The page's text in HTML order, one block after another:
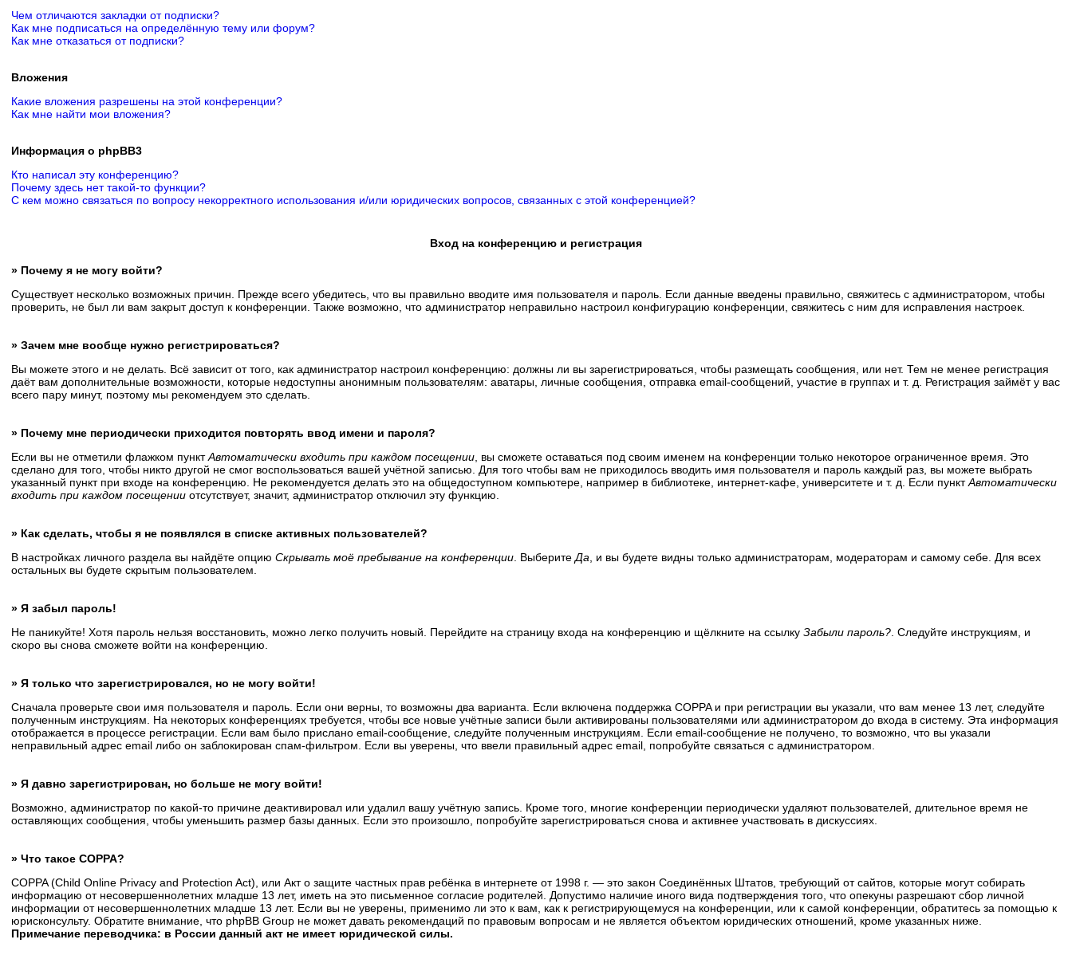
Чем отличаются закладки от подписки?
Как мне подписаться на определённую тему или форум?
Как мне отказаться от подписки?
Вложения
Какие вложения разрешены на этой конференции?
Как мне найти мои вложения?
Информация о phpBB3
Кто написал эту конференцию?
Почему здесь нет такой-то функции?
С кем можно связаться по вопросу некорректного использования и/или юридических вопросов, связанных с этой конференцией?
Вход на конференцию и регистрация
» Почему я не могу войти?
Существует несколько возможных причин. Прежде всего убедитесь, что вы правильно вводите имя пользователя и пароль. Если данные введены правильно, свяжитесь с администратором, чтобы
проверить, не был ли вам закрыт доступ к конференции. Также возможно, что администратор неправильно настроил конфигурацию конференции, свяжитесь с ним для исправления настроек.
» Зачем мне вообще нужно регистрироваться?
Вы можете этого и не делать. Всё зависит от того, как администратор настроил конференцию: должны ли вы зарегистрироваться, чтобы размещать сообщения, или нет. Тем не менее регистрация
даёт вам дополнительные возможности, которые недоступны анонимным пользователям: аватары, личные сообщения, отправка email-сообщений, участие в группах и т. д. Регистрация займёт у вас
всего пару минут, поэтому мы рекомендуем это сделать.
» Почему мне периодически приходится повторять ввод имени и пароля?
Если вы не отметили флажком пунктАвтоматически входить при каждом посещении , вы сможете оставаться под своим именем на конференции только некоторое ограниченное время. Это
сделано для того, чтобы никто другой не смог воспользоваться вашей учётной записью. Для того чтобы вам не приходилось вводить имя пользователя и пароль каждый раз, вы можете выбрать
указанный пункт при входе на конференцию. Не рекомендуется делать это на общедоступном компьютере, например в библиотеке, интернет-кафе, университете и т. д. Если пунктАвтоматически
входить при каждом посещении отсутствует, значит, администратор отключил эту функцию.
» Как сделать, чтобы я не появлялся в списке активных пользователей?
В настройках личного раздела вы найдёте опцию Скрывать моё пребывание на конференции . Выберите Да , и вы будете видны только администраторам, модераторам и самому себе. Для всех
остальных вы будете скрытым пользователем.
» Я забыл пароль!
Не паникуйте! Хотя пароль нельзя восстановить, можно легко получить новый. Перейдите на страницу входа на конференцию и щёлкните на ссылку Забыли пароль? . Следуйте инструкциям, и
скоро вы снова сможете войти на конференцию.
» Я только что зарегистрировался, но не могу войти!
Сначала проверьте свои имя пользователя и пароль. Если они верны, то возможны два варианта. Если включена поддержка COPPA и при регистрации вы указали, что вам менее 13 лет, следуйте
полученным инструкциям. На некоторых конференциях требуется, чтобы все новые учётные записи были активированы пользователями или администратором до входа в систему. Эта информация
отображается в процессе регистрации. Если вам было прислано email-сообщение, следуйте полученным инструкциям. Если email-сообщение не получено, то возможно, что вы указали
неправильный адрес email либо он заблокирован спам-фильтром. Если вы уверены, что ввели правильный адрес email, попробуйте связаться с администратором.
» Я давно зарегистрирован, но больше не могу войти!
Возможно, администратор по какой-то причине деактивировал или удалил вашу учётную запись. Кроме того, многие конференции периодически удаляют пользователей, длительное время не
оставляющих сообщения, чтобы уменьшить размер базы данных. Если это произошло, попробуйте зарегистрироваться снова и активнее участвовать в дискуссиях.
» Что такое COPPA?
COPPA (Child Online Privacy and Protection Act), или Акт о защите частных прав ребёнка в интернете от 1998 г. — это закон Соединённых Штатов, требующий от сайтов, которые могут собирать
информацию от несовершеннолетних младше 13 лет, иметь на это письменное согласие родителей. Допустимо наличие иного вида подтверждения того, что опекуны разрешают сбор личной
информации от несовершеннолетних младше 13 лет. Если вы не уверены, применимо ли это к вам, как к регистрирующемуся на конференции, или к самой конференции, обратитесь за помощью к
юрисконсульту. Обратите внимание, что phpBB Group не может давать рекомендаций по правовым вопросам и не является объектом юридических отношений, кроме указанных ниже.
Примечание переводчика: в России данный акт не имеет юридической силы.